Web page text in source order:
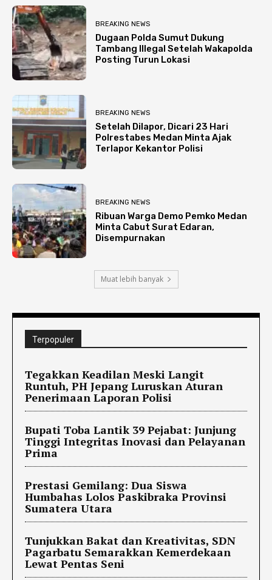
BREAKING NEWS
Dugaan Polda Sumut Dukung
Tambang Illegal Setelah Wakapolda
Posting Turun Lokasi
BREAKING NEWS
Setelah Dilapor, Dicari 23 Hari
Polrestabes Medan Minta Ajak
Terlapor Kekantor Polisi
BREAKING NEWS
Ribuan Warga Demo Pemko Medan
Minta Cabut Surat Edaran,
Disempurnakan
Muat lebih banyak
Terpopuler
Tegakkan Keadilan Meski Langit
Runtuh, PH Jepang Luruskan Aturan
Penerimaan Laporan Polisi
Bupati Toba Lantik 39 Pejabat: Junjung
Tinggi Integritas Inovasi dan Pelayanan
Prima
Prestasi Gemilang: Dua Siswa
Humbahas Lolos Paskibraka Provinsi
Sumatera Utara
Tunjukkan Bakat dan Kreativitas, SDN
Pagarbatu Semarakkan Kemerdekaan
Lewat Pentas Seni